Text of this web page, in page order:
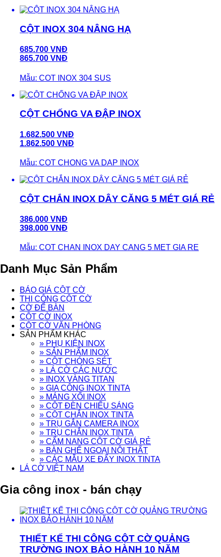
CỘT INOX 304 NÂNG HẠ
685.700 VNĐ
865.700 VNĐ
Mẫu: COT INOX 304 SUS
CỘT CHỐNG VA ĐẬP INOX
1.682.500 VNĐ
1.862.500 VNĐ
Mẫu: COT CHONG VA DAP INOX
CỘT CHẮN INOX DÂY CĂNG 5 MÉT GIÁ RẺ
386.000 VNĐ
398.000 VNĐ
Mẫu: COT CHAN INOX DAY CANG 5 MET GIA RE
Danh Mục Sản Phẩm
BÁO GIÁ CỘT CỜ
THI CÔNG CỘT CỜ
CỜ ĐỂ BÀN
CỘT CỜ INOX
CỘT CỜ VĂN PHÒNG
SẢN PHẨM KHÁC
» PHỤ KIỆN INOX
» SẢN PHẨM INOX
» CỘT CHÓNG SÉT
» LÁ CỜ CÁC NƯỚC
» INOX VÀNG TITAN
» GIA CÔNG INOX TINTA
» MÁNG XỐI INOX
» CỘT ĐÈN CHIẾU SÁNG
» CỘT CHẮN INOX TINTA
» TRỤ GẮN CAMERA INOX
» TRỤ CHẮN INOX TINTA
» CẨM NANG CỘT CỜ GIÁ RẺ
» BÀN GHẾ NGOẠI NỘI THẤT
» CÁC MẪU XE ĐẨY INOX TINTA
LÁ CỜ VIỆT NAM
Gia công inox - bán chạy
THIẾT KẾ THI CÔNG CỘT CỜ QUẢNG
TRƯỜNG INOX BẢO HÀNH 10 NĂM